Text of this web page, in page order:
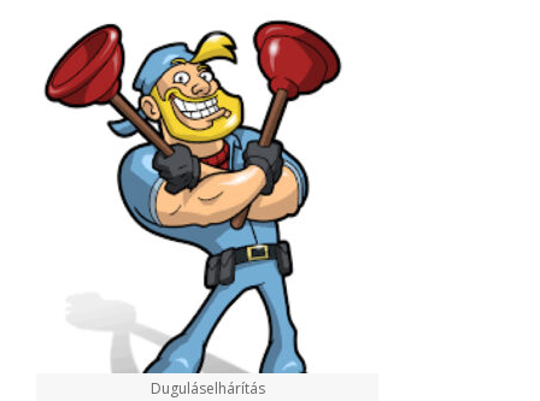
Duguláselhárítás